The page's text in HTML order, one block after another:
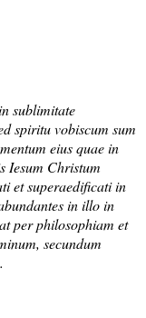
sublimitate
spiritu vobiscum sum
eius quae in
Iesum Christum
et superaedificati in
in illo in
per philosophiam et
secundum